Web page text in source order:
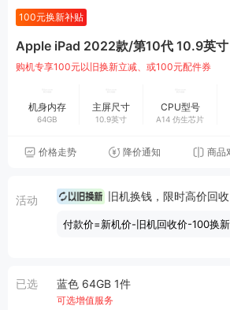
100元换新补贴
Apple iPad 2022款/第10代 10.9英
购机专享100元以旧换新立减、或100元配件券
机身内存
64GB
主屏尺寸
10.9英寸
CPU型号
A14 仿生芯片
价格走势 降价通知 商品
活动 旧机换钱，限时高价回收
付款价=新机价-旧机回收价-100换
已选 蓝色 64GB 1件
可选增值服务